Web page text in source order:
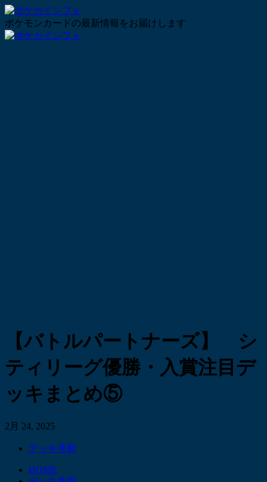
ポケモンカードの最新情報をお届けします
【バトルパートナーズ】 シ
ティリーグ優勝・入賞注目デ
ッキまとめ⑤
2月 24, 2025
デッキ考察
HOME